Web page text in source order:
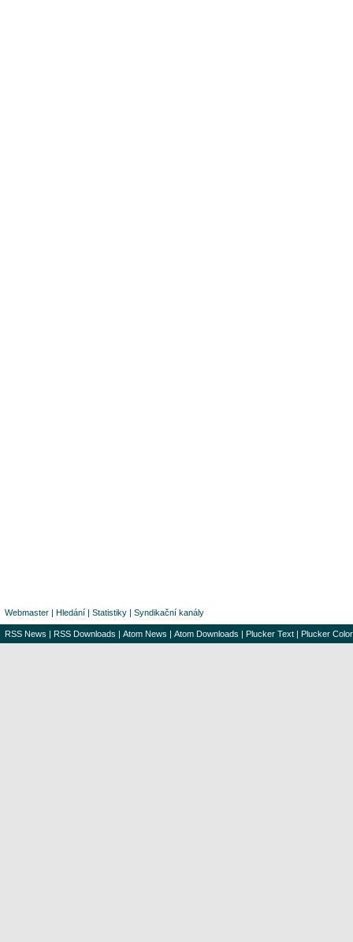
Webmaster | Hledání | Statistiky | Syndikační kanály
RSS News | RSS Downloads | Atom News | Atom Downloads | Plucker Text | Plucker Color